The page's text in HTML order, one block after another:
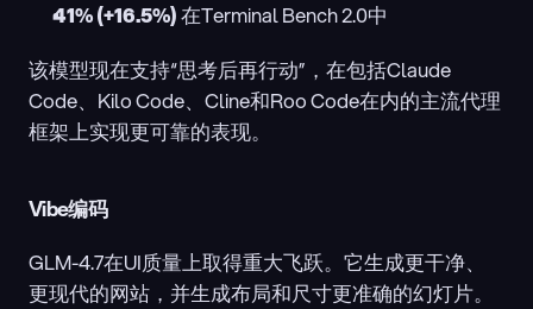
41% (+16.5%) 在Terminal Bench 2.0中
该模型现在支持“思考后再行动”，在包括Claude
Code、Kilo Code、Cline和Roo Code在内的主流代理
框架上实现更可靠的表现。
Vibe编码
GLM-4.7在UI质量上取得重大飞跃。它生成更干净、
更现代的网站，并生成布局和尺寸更准确的幻灯片。